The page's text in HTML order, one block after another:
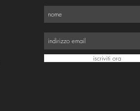
iscriviti ora